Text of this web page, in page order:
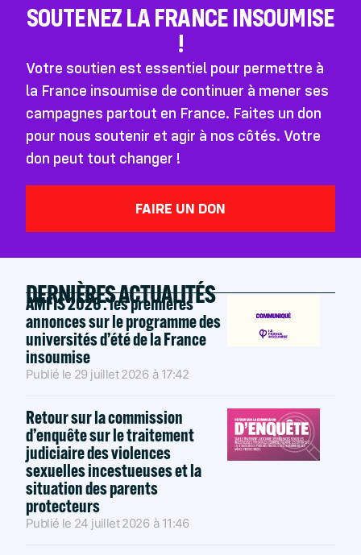
SOUTENEZ LA FRANCE INSOUMISE
!
Votre soutien est essentiel pour permettre à
la France insoumise de continuer à mener ses
campagnes partout en France. Faites un don
pour nous soutenir et agir à nos côtés. Votre
don peut tout changer !
FAIRE UN DON
DERNIÈRES ACTUALITÉS
AMFIS 2026 : les premières
annonces sur le programme des
universités d’été de la France
insoumise
Publié le 29 juillet 2026 à 17:42
Retour sur la commission
d’enquête sur le traitement
judiciaire des violences
sexuelles incestueuses et la
situation des parents
protecteurs
Publié le 24 juillet 2026 à 11:46